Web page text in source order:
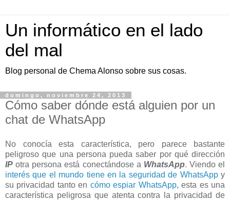
Un informático en el lado
del mal
Blog personal de Chema Alonso sobre sus cosas.
domingo, noviembre 24, 2013
Cómo saber dónde está alguien por un
chat de WhatsApp
No conocía esta característica, pero parece bastante
peligroso que una persona pueda saber por qué dirección
IP otra persona está conectándose a WhatsApp. Viendo el
interés que el mundo tiene en la seguridad de WhatsAppy
su privacidad tanto en cómo espiar WhatsApp, esta es una
característica peligrosa que atenta contra la privacidad de